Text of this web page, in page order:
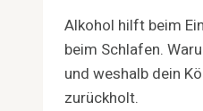
Alkohol hilft beim
beim Schlafen.
und weshalb dein
zurückholt.